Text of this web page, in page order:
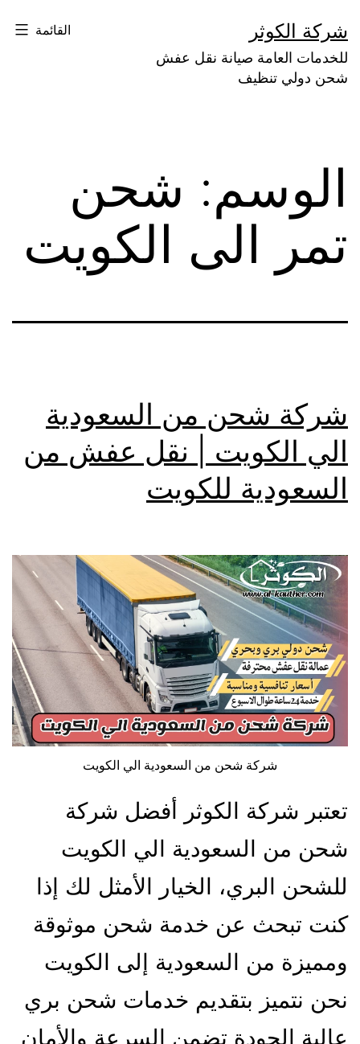
إلى
المحتوى
شركة الكوثر
للخدمات العامة صيانة نقل عفش
شحن دولي تنظيف
القائمة
الوسم: شحن
تمر الى الكويت
شركة شحن من السعودية
الي الكويت | نقل عفش من
السعودية للكويت
شركة شحن من السعودية الي الكويت
تعتبر شركة الكوثر أفضل شركة
شحن من السعودية الي الكويت
للشحن البري، الخيار الأمثل لك إذا
كنت تبحث عن خدمة شحن موثوقة
ومميزة من السعودية إلى الكويت
نحن نتميز بتقديم خدمات شحن بري
عالية الجودة تضمن السرعة والأمان